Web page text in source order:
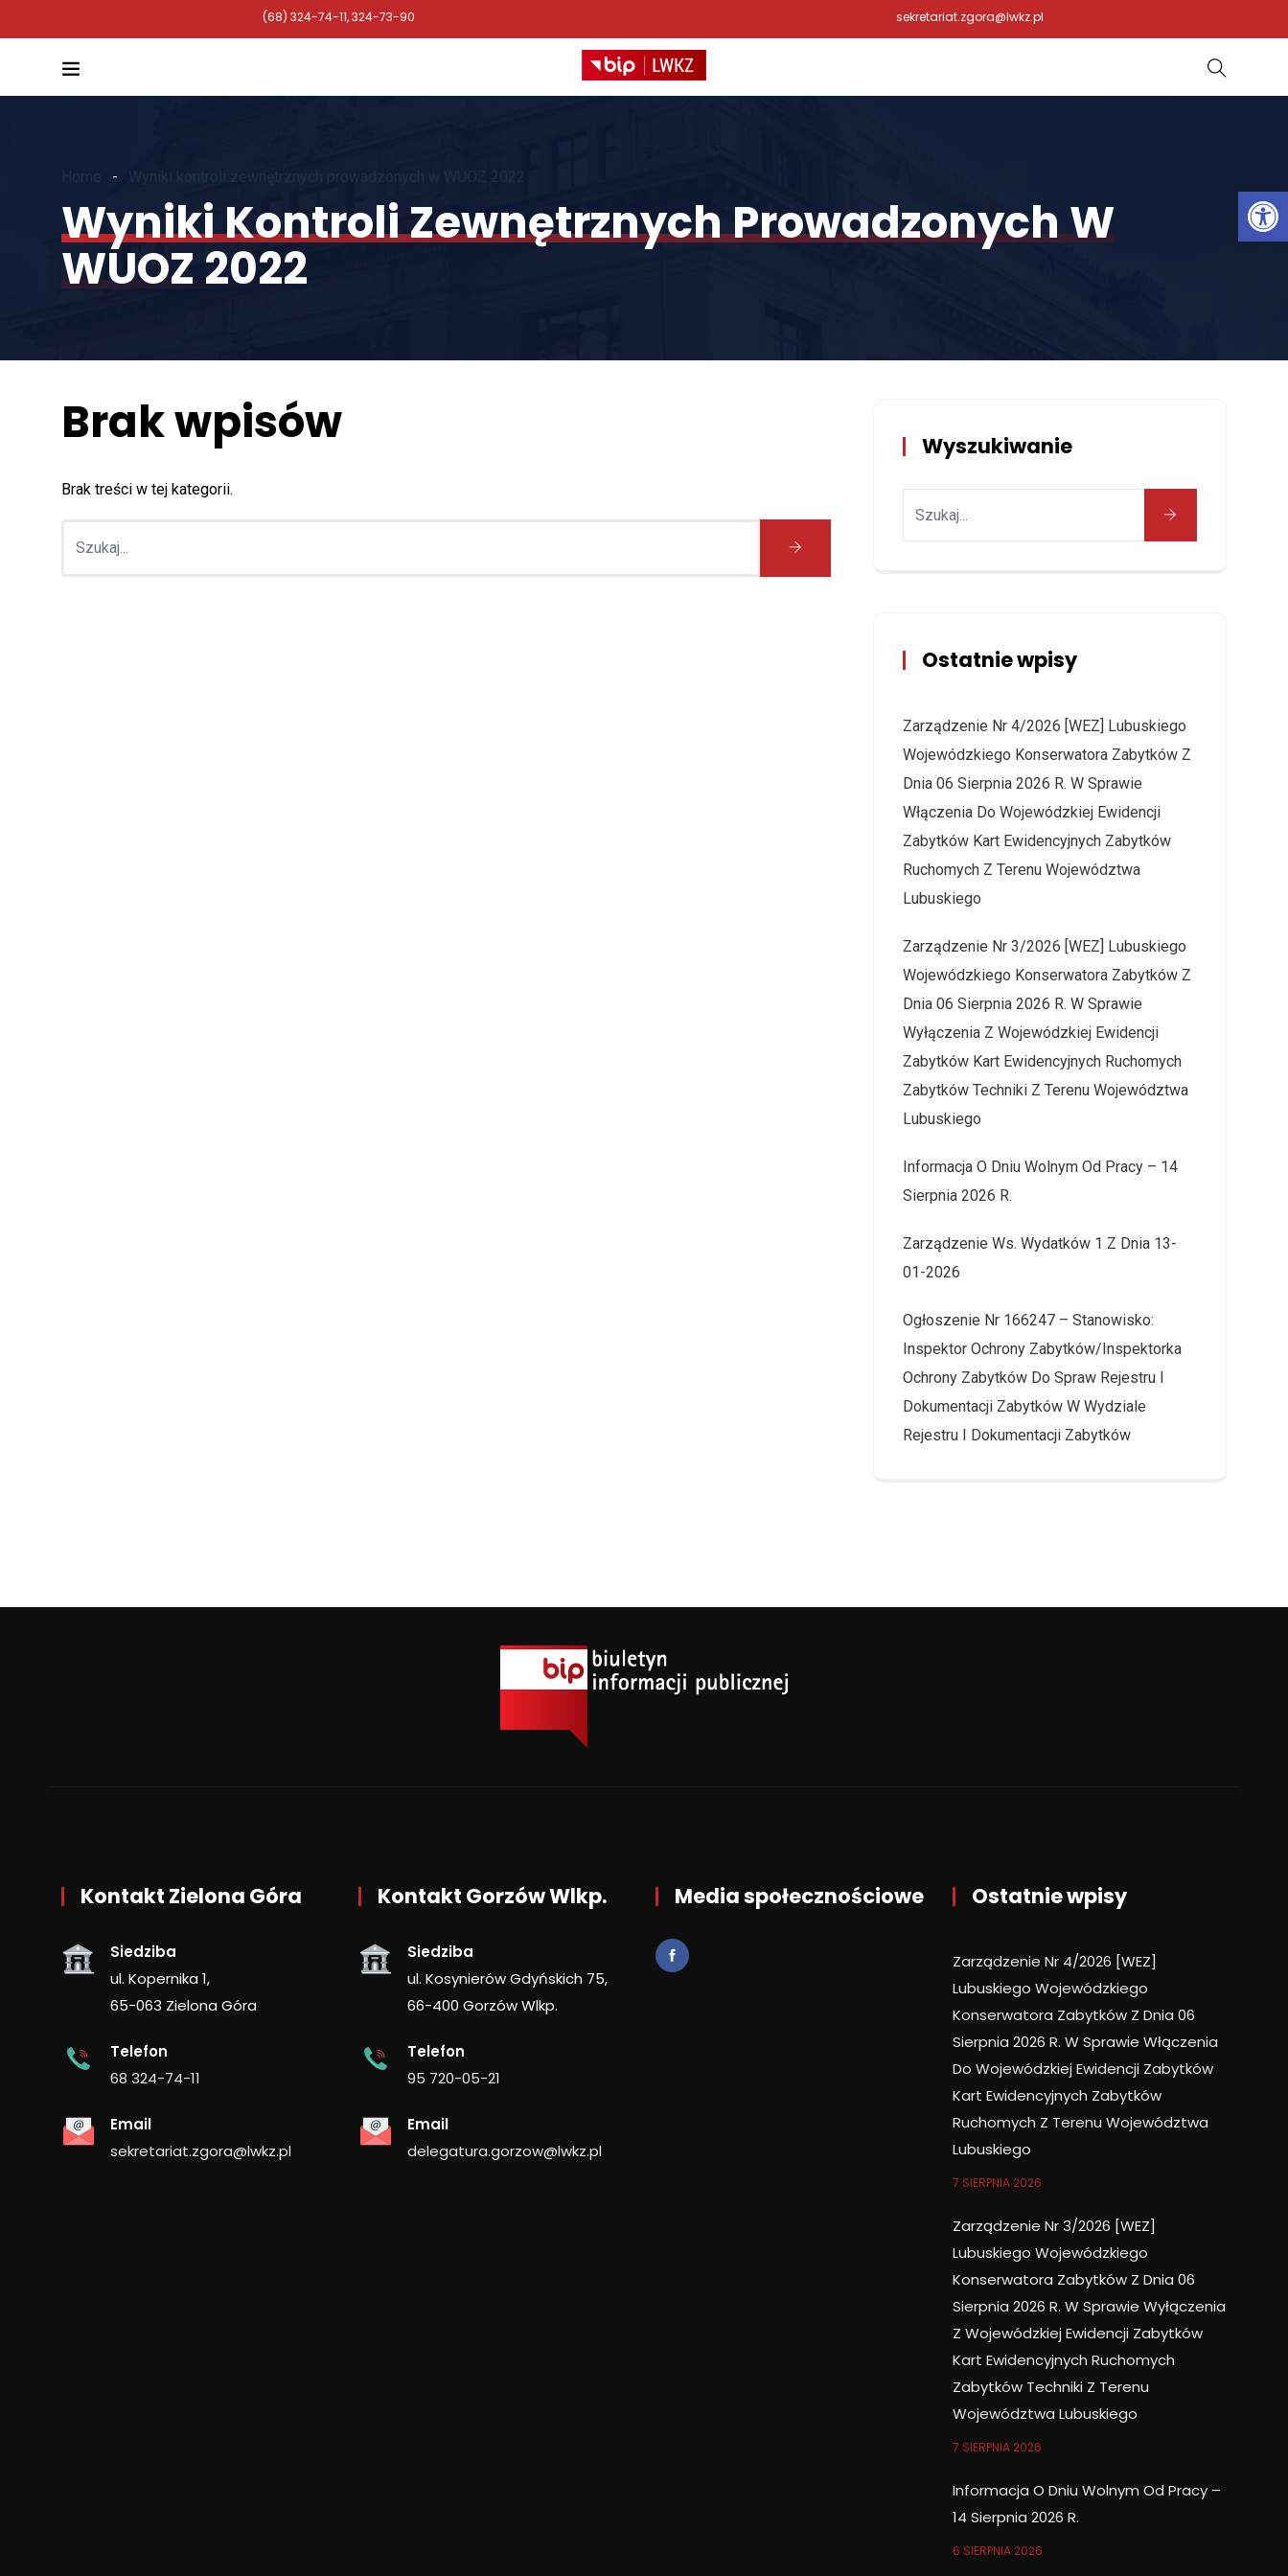
(68) 324-74-11, 324-73-90 sekretariat.zgora@lwkz.pl
Wyniki kontroli zewnętrznych prowadzonych w WUOZ 2022
Wyniki Kontroli Zewnętrznych Prowadzonych W
WUOZ 2022
Brak wpisów
Brak treści w tej kategorii.
Wyszukiwanie
Ostatnie wpisy
Zarządzenie Nr 4/2026 [WEZ] Lubuskiego
Wojewódzkiego Konserwatora Zabytków Z
Dnia 06 Sierpnia 2026 R. W Sprawie
Włączenia Do Wojewódzkiej Ewidencji
Zabytków Kart Ewidencyjnych Zabytków
Ruchomych Z Terenu Województwa
Lubuskiego
Zarządzenie Nr 3/2026 [WEZ] Lubuskiego
Wojewódzkiego Konserwatora Zabytków Z
Dnia 06 Sierpnia 2026 R. W Sprawie
Wyłączenia Z Wojewódzkiej Ewidencji
Zabytków Kart Ewidencyjnych Ruchomych
Zabytków Techniki Z Terenu Województwa
Lubuskiego
Informacja O Dniu Wolnym Od Pracy – 14
Sierpnia 2026 R.
Zarządzenie Ws. Wydatków 1 Z Dnia 13-
01-2026
Ogłoszenie Nr 166247 – Stanowisko:
Inspektor Ochrony Zabytków/Inspektorka
Ochrony Zabytków Do Spraw Rejestru I
Dokumentacji Zabytków W Wydziale
Rejestru I Dokumentacji Zabytków
Kontakt Zielona Góra
Siedziba
ul. Kopernika 1,
65-063 Zielona Góra
Telefon
68 324-74-11
Email
sekretariat.zgora@lwkz.pl
Kontakt Gorzów Wlkp.
Siedziba
ul. Kosynierów Gdyńskich 75,
66-400 Gorzów Wlkp.
Telefon
95 720-05-21
Email
delegatura.gorzow@lwkz.pl
Media społecznościowe Ostatnie wpisy
Zarządzenie Nr 4/2026 [WEZ]
Lubuskiego Wojewódzkiego
Konserwatora Zabytków Z Dnia 06
Sierpnia 2026 R. W Sprawie Włączenia
Do Wojewódzkiej Ewidencji Zabytków
Kart Ewidencyjnych Zabytków
Ruchomych Z Terenu Województwa
Lubuskiego
7 SIERPNIA 2026
Zarządzenie Nr 3/2026 [WEZ]
Lubuskiego Wojewódzkiego
Konserwatora Zabytków Z Dnia 06
Sierpnia 2026 R. W Sprawie Wyłączenia
Z Wojewódzkiej Ewidencji Zabytków
Kart Ewidencyjnych Ruchomych
Zabytków Techniki Z Terenu
Województwa Lubuskiego
7 SIERPNIA 2026
Informacja O Dniu Wolnym Od Pracy –
14 Sierpnia 2026 R.
6 SIERPNIA 2026